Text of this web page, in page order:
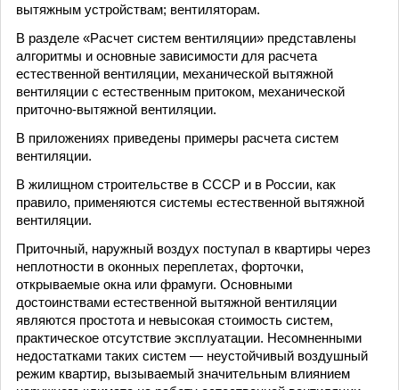
вытяжным устройствам; вентиляторам.
В разделе «Расчет систем вентиляции» представлены
алгоритмы и основные зависимости для расчета
естественной вентиляции, механической вытяжной
вентиляции с естественным притоком, механической
приточно-вытяжной вентиляции.
В приложениях приведены примеры расчета систем
вентиляции.
В жилищном строительстве в СССР и в России, как
правило, применяются системы естественной вытяжной
вентиляции.
Приточный, наружный воздух поступал в квартиры через
неплотности в оконных переплетах, форточки,
открываемые окна или фрамуги. Основными
достоинствами естественной вытяжной вентиляции
являются простота и невысокая стоимость систем,
практическое отсутствие эксплуатации. Несомненными
недостатками таких систем — неустойчивый воздушный
режим квартир, вызываемый значительным влиянием